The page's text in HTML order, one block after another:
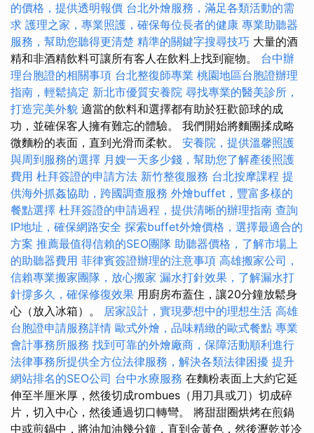
的價格，提供透明報價 台北外燴服務，滿足各類活動的需
求 護理之家，專業照護，確保每位長者的健康 專業助聽器
服務，幫助您聽得更清楚 精準的關鍵字搜尋技巧 大量的酒
精和非酒精飲料可讓所有客人在飲料上找到寵物。 台中辦
理台胞證的相關事項 台北整復師專業 桃園地區台胞證辦理
指南，輕鬆搞定 新北市優質安養院 尋找專業的醫美診所，
打造完美外貌 適當的飲料和選擇都有助於狂歡節球的成
功，並確保客人擁有難忘的體驗。 我們開始將麵團揉成略
微麵粉的表面，直到光滑而柔軟。 安養院，提供溫馨照護
與周到服務的選擇 月嫂一天多少錢，幫助您了解產後照護
費用 杜拜簽證的申請方法 新竹整復服務 台北按摩課程 提
供海外抓姦協助，跨國調查服務 外燴buffet，豐富多樣的
餐點選擇 杜拜簽證的申請過程，提供清晰的辦理指南 查詢
IP地址，確保網路安全 探索buffet外燴價格，選擇最適合的
方案 推薦最值得信賴的SEO團隊 助聽器價格，了解市場上
的助聽器費用 菲律賓簽證辦理的注意事項 高雄搬家公司，
信賴專業搬家團隊，放心搬家 漏水打針效果，了解漏水打
針撐多久，確保修復效果 用廚房布蓋住，讓20分鐘放鬆身
心（放入冰箱）。 居家設計，實現夢想中的理想生活 高雄
台胞證申請服務詳情 歐式外燴，品味精緻的歐式餐點 專業
會計事務所服務 找到可靠的外燴廠商，保障活動順利進行
法律事務所提供全方位法律服務，解決各類法律困擾 提升
網站排名的SEO公司 台中水療服務 在麵粉表面上大約它延
伸至半厘米厚，然後切成rombues（用刀具或刀）切成碎
片，切入中心，然後通過切口轉彎。 將甜甜圈烘烤在煎鍋
中或煎鍋中，將油加油幾分鐘，直到金黃色，然後瀝乾並冷